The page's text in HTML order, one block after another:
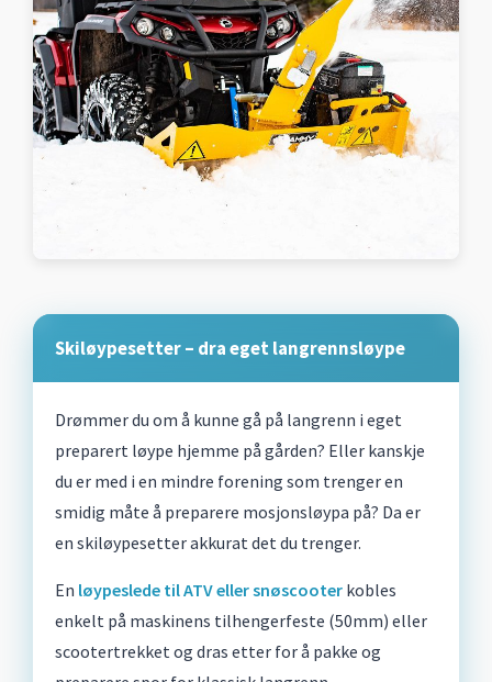
Skiløypesetter – dra eget langrennsløype
Drømmer du om å kunne gå på langrenn i eget
preparert løype hjemme på gården? Eller kanskje
du er med i en mindre forening som trenger en
smidig måte å preparere mosjonsløypa på? Da er
en skiløypesetter akkurat det du trenger.
En løypeslede til ATV eller snøscooter kobles
enkelt på maskinens tilhengerfeste (50mm) eller
scootertrekket og dras etter for å pakke og